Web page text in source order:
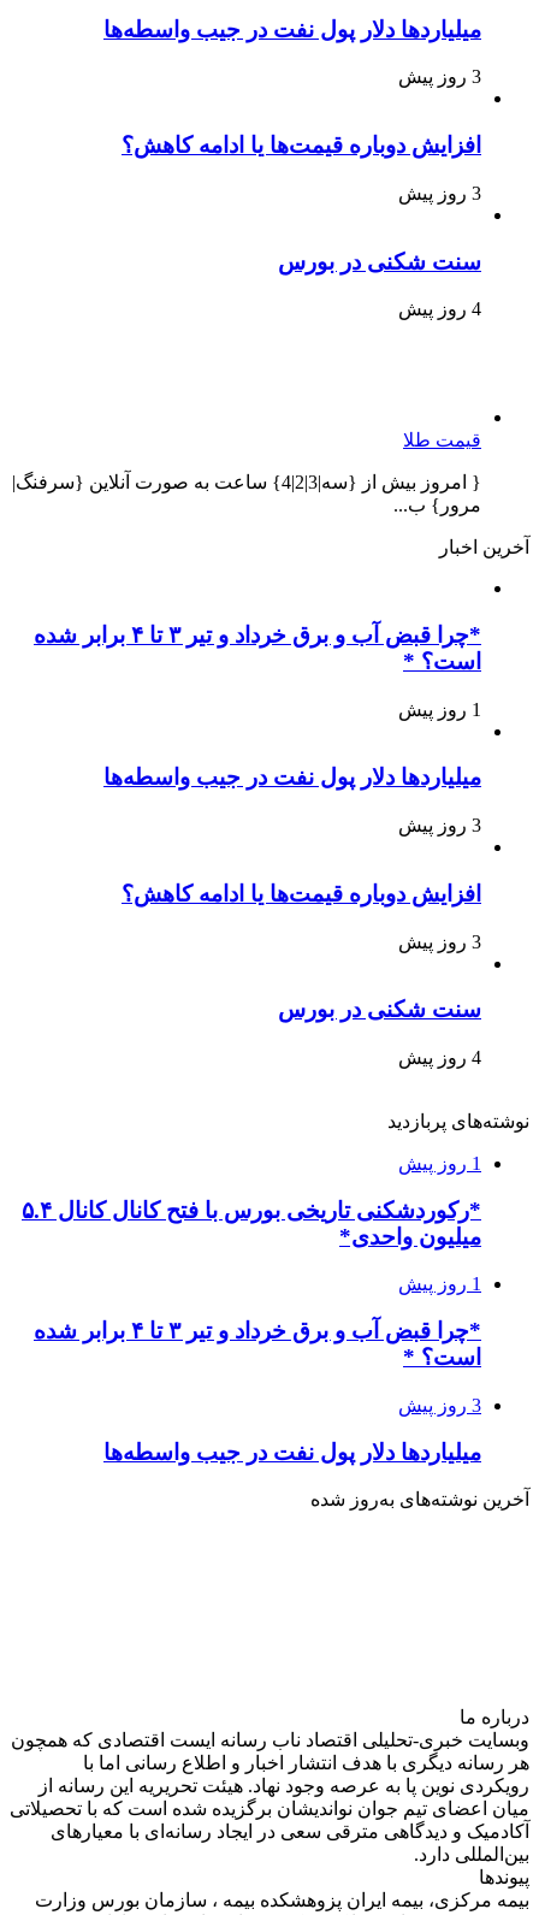
میلیاردها دلار پول نفت در جیب واسطه‌ها
3 روز پیش
افزایش دوباره قیمت‌ها یا ادامه کاهش؟
3 روز پیش
سنت شکنی در بورس
4 روز پیش
قیمت طلا
{ امروز بیش از {سه|3|2|4} ساعت به صورت آنلاین {سرفنگ|
مرور} ب...
آخرین اخبار
*چرا قبض آب و برق خرداد و تیر ۳ تا ۴ برابر شده
است؟ *
1 روز پیش
میلیاردها دلار پول نفت در جیب واسطه‌ها
3 روز پیش
افزایش دوباره قیمت‌ها یا ادامه کاهش؟
3 روز پیش
سنت شکنی در بورس
4 روز پیش
نوشته‌های پربازدید
1 روز پیش
*رکوردشکنی تاریخی بورس با فتح کانال کانال ۵.۴
میلیون واحدی*
1 روز پیش
*چرا قبض آب و برق خرداد و تیر ۳ تا ۴ برابر شده
است؟ *
3 روز پیش
میلیاردها دلار پول نفت در جیب واسطه‌ها
آخرین نوشته‌های‌ به‌روز شده
درباره‌ ما
وبسایت خبری-تحلیلی اقتصاد ناب رسانه‌ ایست اقتصادی که همچون
هر رسانه دیگری با هدف انتشار اخبار و اطلاع رسانی اما با
رویکردی نوین پا به عرصه وجود نهاد. هیئت تحریریه این رسانه از
میان اعضای تیم جوان نواندیشان برگزیده شده است که با تحصیلاتی
آکادمیک و دیدگاهی‌ مترقی سعی در ایجاد رسانه‌ای با معیار‌های
بین‌المللی دارد.
پیوندها
بیمه مرکزی، بیمه ایران پزوهشکده بیمه ، سازمان بورس وزارت